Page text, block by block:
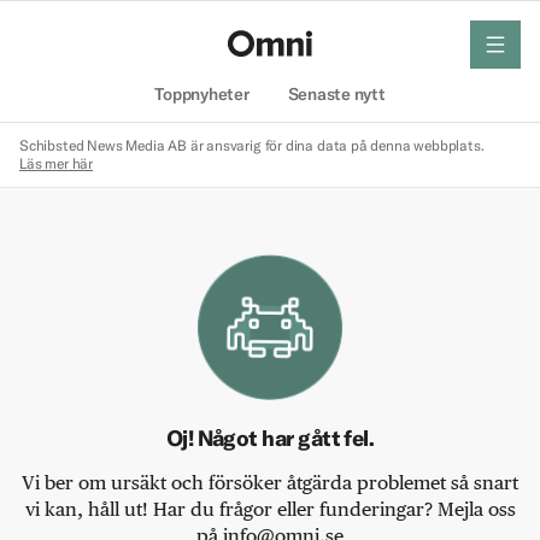
Toppnyheter Senaste nytt
meny
Schibsted News Media AB är ansvarig för dina data på denna webbplats.
Läs mer här
Oj! Något har gått fel.
Vi ber om ursäkt och försöker åtgärda problemet så snart
vi kan, håll ut! Har du frågor eller funderingar? Mejla oss